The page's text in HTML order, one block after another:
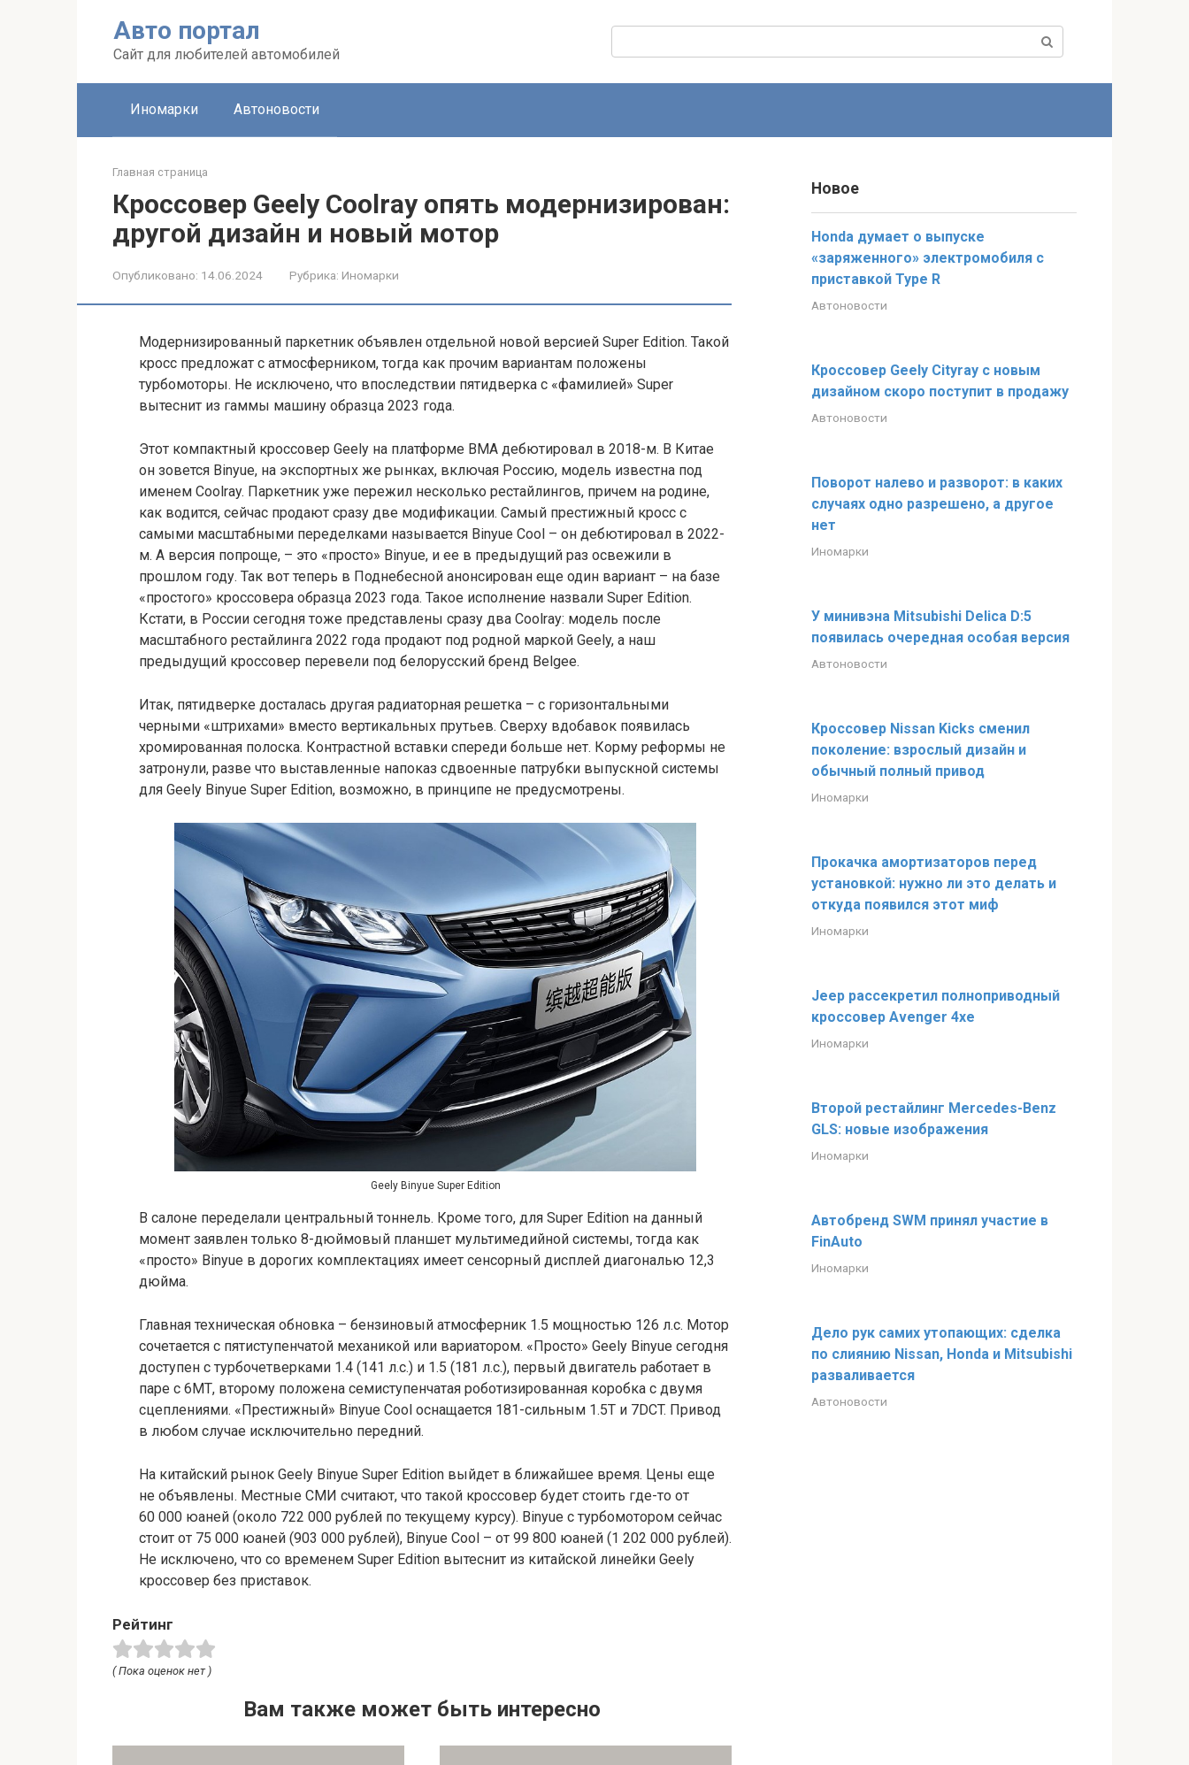
Авто портал
Сайт для любителей автомобилей
Иномарки Автоновости
Главная страница
Кроссовер Geely Coolray опять модернизирован:
другой дизайн и новый мотор
Опубликовано: 14.06.2024 Рубрика: Иномарки
Модернизированный паркетник объявлен отдельной новой версией Super Edition. Такой
кросс предложат с атмосферником, тогда как прочим вариантам положены
турбомоторы. Не исключено, что впоследствии пятидверка с «фамилией» Super
вытеснит из гаммы машину образца 2023 года.
Этот компактный кроссовер Geely на платформе BMA дебютировал в 2018-м. В Китае
он зовется Binyue, на экспортных же рынках, включая Россию, модель известна под
именем Coolray. Паркетник уже пережил несколько рестайлингов, причем на родине,
как водится, сейчас продают сразу две модификации. Самый престижный кросс с
самыми масштабными переделками называется Binyue Cool – он дебютировал в 2022-
м. А версия попроще, – это «просто» Binyue, и ее в предыдущий раз освежили в
прошлом году. Так вот теперь в Поднебесной анонсирован еще один вариант – на базе
«простого» кроссовера образца 2023 года. Такое исполнение назвали Super Edition.
Кстати, в России сегодня тоже представлены сразу два Coolray: модель после
масштабного рестайлинга 2022 года продают под родной маркой Geely, а наш
предыдущий кроссовер перевели под белорусский бренд Belgee.
Итак, пятидверке досталась другая радиаторная решетка – с горизонтальными
черными «штрихами» вместо вертикальных прутьев. Сверху вдобавок появилась
хромированная полоска. Контрастной вставки спереди больше нет. Корму реформы не
затронули, разве что выставленные напоказ сдвоенные патрубки выпускной системы
для Geely Binyue Super Edition, возможно, в принципе не предусмотрены.
Geely Binyue Super Edition
В салоне переделали центральный тоннель. Кроме того, для Super Edition на данный
момент заявлен только 8-дюймовый планшет мультимедийной системы, тогда как
«просто» Binyue в дорогих комплектациях имеет сенсорный дисплей диагональю 12,3
дюйма.
Главная техническая обновка – бензиновый атмосферник 1.5 мощностью 126 л.с. Мотор
сочетается с пятиступенчатой механикой или вариатором. «Просто» Geely Binyue сегодня
доступен с турбочетверками 1.4 (141 л.с.) и 1.5 (181 л.с.), первый двигатель работает в
паре с 6МТ, второму положена семиступенчатая роботизированная коробка с двумя
сцеплениями. «Престижный» Binyue Cool оснащается 181-сильным 1.5T и 7DCT. Привод
в любом случае исключительно передний.
На китайский рынок Geely Binyue Super Edition выйдет в ближайшее время. Цены еще
не объявлены. Местные СМИ считают, что такой кроссовер будет стоить где-то от
60 000 юаней (около 722 000 рублей по текущему курсу). Binyue с турбомотором сейчас
стоит от 75 000 юаней (903 000 рублей), Binyue Cool – от 99 800 юаней (1 202 000 рублей).
Не исключено, что со временем Super Edition вытеснит из китайской линейки Geely
кроссовер без приставок.
Рейтинг
( Пока оценок нет )
Вам также может быть интересно
Новое
Honda думает о выпуске
«заряженного» электромобиля с
приставкой Type R
Автоновости
Кроссовер Geely Cityray с новым
дизайном скоро поступит в продажу
Автоновости
Поворот налево и разворот: в каких
случаях одно разрешено, а другое
нет
Иномарки
У минивэна Mitsubishi Delica D:5
появилась очередная особая версия
Автоновости
Кроссовер Nissan Kicks сменил
поколение: взрослый дизайн и
обычный полный привод
Иномарки
Прокачка амортизаторов перед
установкой: нужно ли это делать и
откуда появился этот миф
Иномарки
Jeep рассекретил полноприводный
кроссовер Avenger 4xe
Иномарки
Второй рестайлинг Mercedes-Benz
GLS: новые изображения
Иномарки
Автобренд SWM принял участие в
FinAuto
Иномарки
Дело рук самих утопающих: сделка
по слиянию Nissan, Honda и Mitsubishi
разваливается
Автоновости